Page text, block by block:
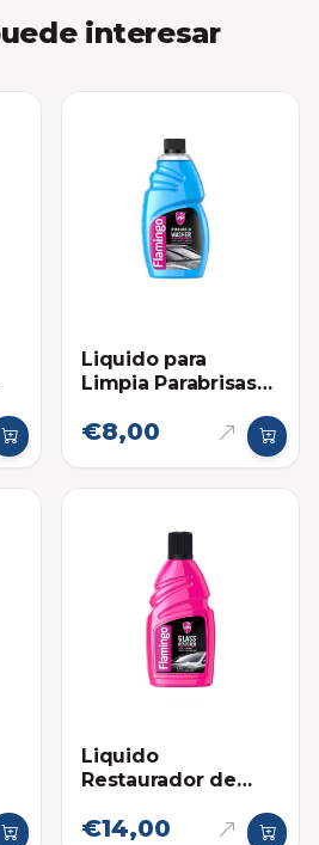
interesar
Liquido para
Limpia Parabrisas
€8,00
Liquido
Restaurador de
€14,00